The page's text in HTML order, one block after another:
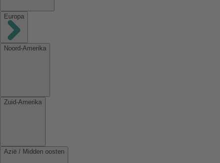
Europa
Noord-Amerika
Zuid-Amerika
Azië / Midden oosten